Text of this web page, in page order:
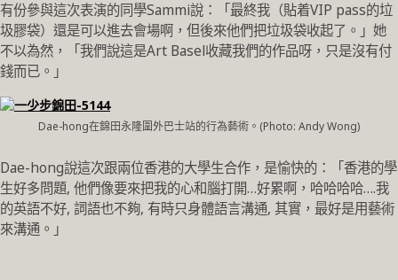
有份參與這次表演的同學Sammi說：「最終我（貼着VIP pass的垃
圾膠袋）還是可以進去會場啊，但後來他們把垃圾袋收起了。」她
不以為然，「我們說這是Art Basel收藏我們的作品呀，只是沒有付
錢而已。」
Dae-hong在錦田永隆圍外巴士站的行為藝術。(Photo: Andy Wong)
Dae-hong說這次跟兩位香港的大學生合作，是愉快的：「香港的學
生好多問題, 他們像要來把我的心和腦打開…好累啊，哈哈哈哈….我
的英語不好, 詞語也不夠, 有時只身體語言溝通, 其實，最好是用藝術
來溝通。」